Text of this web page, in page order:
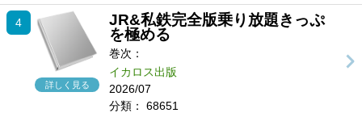
4
詳しく見る
JR&私鉄完全版乗り放題きっぷ
を極める
巻次：
イカロス出版
2026/07
分類：
68651